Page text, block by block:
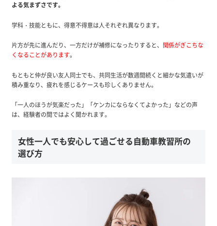
よる気まずさです。
学科・技能ともに、得意不得意は人それぞれ異なります。
片方が先に進んだり、一方だけが補修になったりすると、 関係がぎこちな
くなることがあります。
もともと仲が良い友人同士でも、共同生活が数週間続くと細かな気遣いが
積み重なり、疲れを感じるケースも珍しくありません。
「一人のほうが気楽だった」「ケンカにならなくてよかった」などの声
は、経験者の間ではよく聞かれます。
女性一人でも安心して過ごせる自動車教習所の
選び方